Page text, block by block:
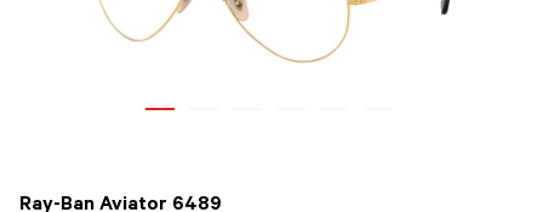
Ray-Ban Aviator 6489